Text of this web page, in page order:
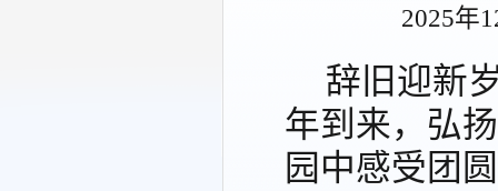
2025年
辞旧迎新
年到来，弘
园中感受团